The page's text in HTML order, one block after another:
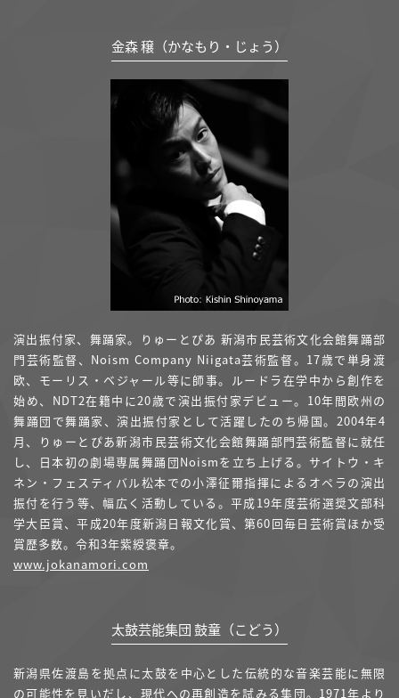
金森 穣（かなもり・じょう）
演出振付家、舞踊家。りゅーとぴあ 新潟市民芸術文化会館舞踊部
門芸術監督、Noism Company Niigata芸術監督。17歳で単身渡
欧、モーリス・ベジャール等に師事。ルードラ在学中から創作を
始め、NDT2在籍中に20歳で演出振付家デビュー。10年間欧州の
舞踊団で舞踊家、演出振付家として活躍したのち帰国。2004年4
月、りゅーとぴあ新潟市民芸術文化会館舞踊部門芸術監督に就任
し、日本初の劇場専属舞踊団Noismを立ち上げる。サイトウ・キ
ネン・フェスティバル松本での小澤征爾指揮によるオペラの演出
振付を行う等、幅広く活動している。平成19年度芸術選奨文部科
学大臣賞、平成20年度新潟日報文化賞、第60回毎日芸術賞ほか受
賞歴多数。令和3年紫綬褒章。
www.jokanamori.com
太鼓芸能集団 鼓童（こどう）
新潟県佐渡島を拠点に太鼓を中心とした伝統的な音楽芸能に無限
の可能性を見いだし、現代への再創造を試みる集団。1971年より